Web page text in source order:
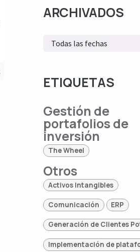
ARCHIVADOS
ETIQUETAS
Gestión de
portafolios de
inversión
The Wheel
Otros
Activos Intangibles
Comunicación ERP